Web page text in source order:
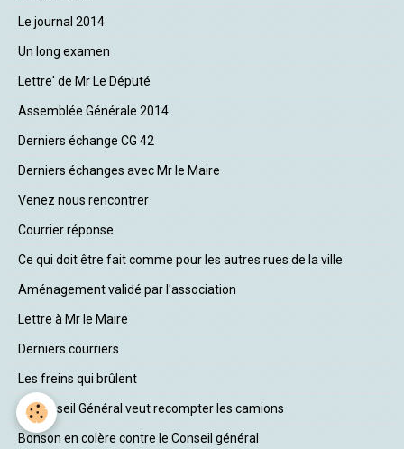
Le journal 2014
Un long examen
Lettre' de Mr Le Député
Assemblée Générale 2014
Derniers échange CG 42
Derniers échanges avec Mr le Maire
Venez nous rencontrer
Courrier réponse
Ce qui doit être fait comme pour les autres rues de la ville
Aménagement validé par l'association
Lettre à Mr le Maire
Derniers courriers
Les freins qui brûlent
Le Conseil Général veut recompter les camions
Bonson en colère contre le Conseil général